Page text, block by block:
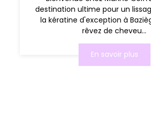
destination ultime pour un
la kératine d'exception à
rêvez de cheveu...
En savoir plus